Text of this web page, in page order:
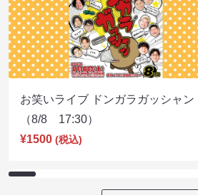
お笑いライブ ドンガラガッシャン
（8/8 17:30）
¥1500 (税込)